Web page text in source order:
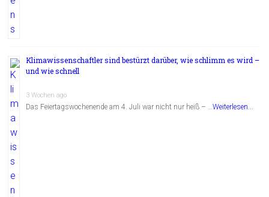
Klimawissenschaftler sind bestürzt darüber, wie schlimm es wird –
und wie schnell
3 Wochen ago
Das Feiertagswochenende am 4. Juli war nicht nur heiß – …Weiterlesen...